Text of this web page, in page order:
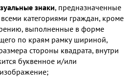
знаки, предназначенные
категориями граждан, кроме
выполненные в форме
по краям рамку шириной,
стороны квадрата, внутри
буквенное и/или